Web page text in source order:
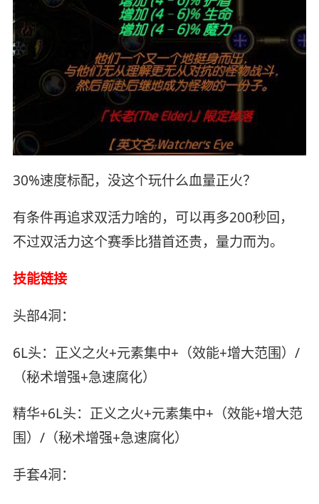
30%速度标配，没这个玩什么血量正火？
有条件再追求双活力啥的，可以再多200秒回，
不过双活力这个赛季比猎首还贵，量力而为。
技能链接
头部4洞：
6L头：正义之火+元素集中+（效能+增大范围）/
（秘术增强+急速腐化）
精华+6L头：正义之火+元素集中+（效能+增大范
围）/（秘术增强+急速腐化）
手套4洞：